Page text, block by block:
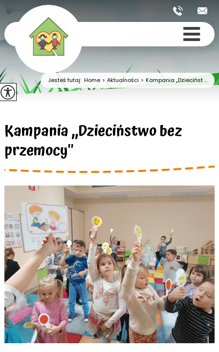
Jesteś tutaj:Home > Aktualności > Kampania ,,Dziecińst ...
Kampania ,,Dzieciństwo bez
przemocy''